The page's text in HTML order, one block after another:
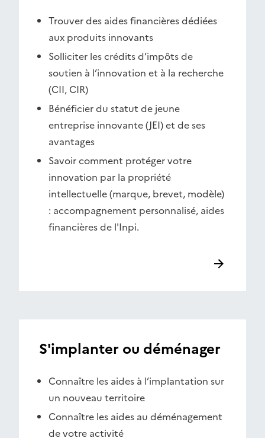
Trouver des aides financières dédiées
aux produits innovants
Solliciter les crédits d’impôts de
soutien à l’innovation et à la recherche
(CII, CIR)
Bénéficier du statut de jeune
entreprise innovante (JEI) et de ses
avantages
Savoir comment protéger votre
innovation par la propriété
intellectuelle (marque, brevet, modèle)
: accompagnement personnalisé, aides
financières de l'Inpi.
S'implanter ou déménager
Connaître les aides à l’implantation sur
un nouveau territoire
Connaître les aides au déménagement
de votre activité